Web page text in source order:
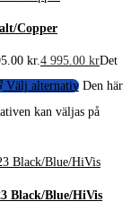
Copper
kr.4 995.00 krDet
Välj alternativ Den här
kan väljas på
Black/Blue/HiVis